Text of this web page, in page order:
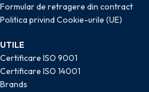
Formular de retragere din contract
Politica privind Cookie-urile (UE)
UTILE
Certificare ISO 9001
Certificare ISO 14001
Brands